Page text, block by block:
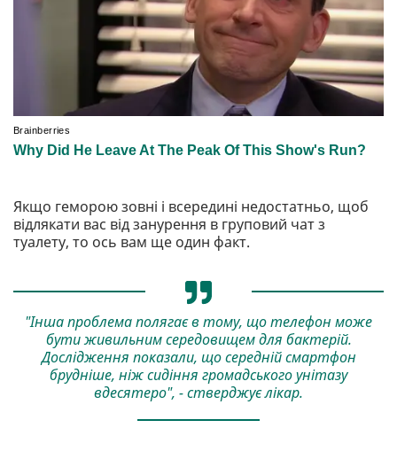
Якщо геморою зовні і всередині недостатньо, щоб
відлякати вас від занурення в груповий чат з
туалету, то ось вам ще один факт.
"Інша проблема полягає в тому, що телефон може
бути живильним середовищем для бактерій.
Дослідження показали, що середній смартфон
брудніше, ніж сидіння громадського унітазу
вдесятеро", - стверджує лікар.